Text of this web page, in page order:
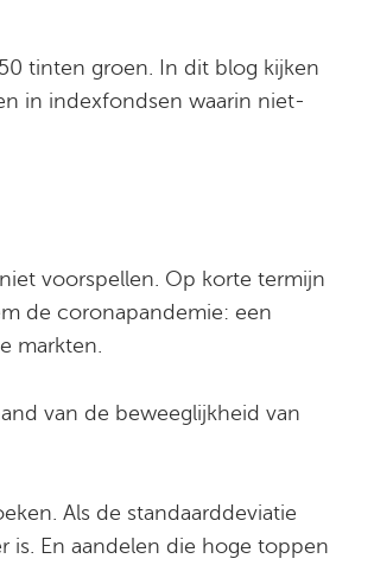
tinten groen. In dit blog kijken
in indexfondsen waarin niet-
voorspellen. Op korte termijn
de coronapandemie: een
markten.
van de beweeglijkheid van
Als de standaarddeviatie
is. En aandelen die hoge toppen